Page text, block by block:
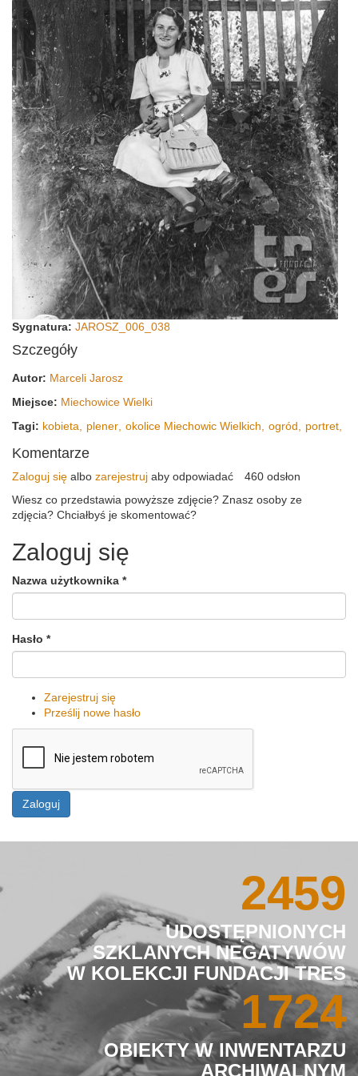
Sygnatura: JAROSZ_006_038
Szczegóły
Autor: Marceli Jarosz
Miejsce: Miechowice Wielki
Tagi: kobieta plener okolice Miechowic Wielkich ogród portret
Komentarze
Zaloguj się albo zarejestruj aby odpowiadać 460 odsłon
Wiesz co przedstawia powyższe zdjęcie? Znasz osoby ze
zdjęcia? Chciałbyś je skomentować?
Zaloguj się
Nazwa użytkownika *
Hasło *
Zarejestruj się
Prześlij nowe hasło
Zaloguj
2459
UDOSTĘPNIONYCH
SZKLANYCH NEGATYWÓW
W KOLEKCJI FUNDACJI TRES
1724
OBIEKTY W INWENTARZU
ARCHIWALNYM